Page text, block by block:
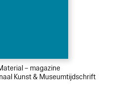
– magazine
Kunst & Museumtijdschrift